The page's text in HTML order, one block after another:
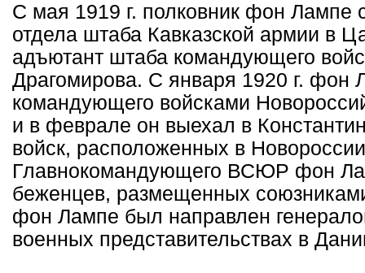
С мая 1919 г. полковник фон Лампе
отдела штаба Кавказской армии в
адъютант штаба командующего
Драгомирова. С января 1920 г. фон
командующего войсками
и в феврале он выехал в
войск, расположенных в
Главнокомандующего ВСЮР фон
беженцев, размещенных
фон Лампе был направлен
военных представительствах в